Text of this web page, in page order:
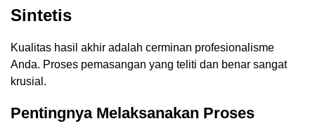
Sintetis
Kualitas hasil akhir adalah cerminan profesionalisme
Anda. Proses pemasangan yang teliti dan benar sangat
krusial.
Pentingnya Melaksanakan Proses